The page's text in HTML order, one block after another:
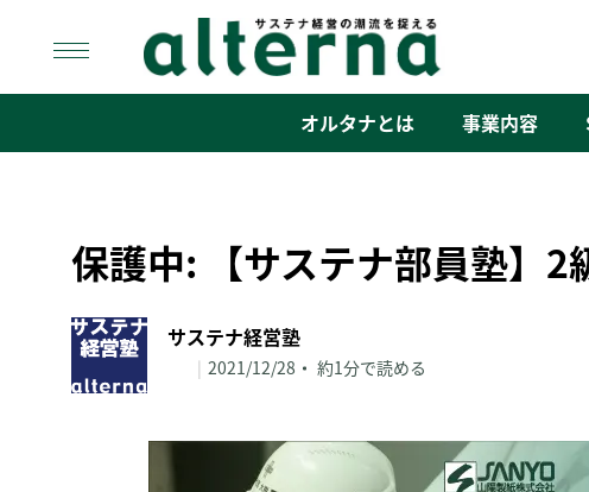
content
オルタナとは 事業内容
保護中: 【サステナ部員塾】2
サステナ経営塾
| 2021/12/28 約1分で読める